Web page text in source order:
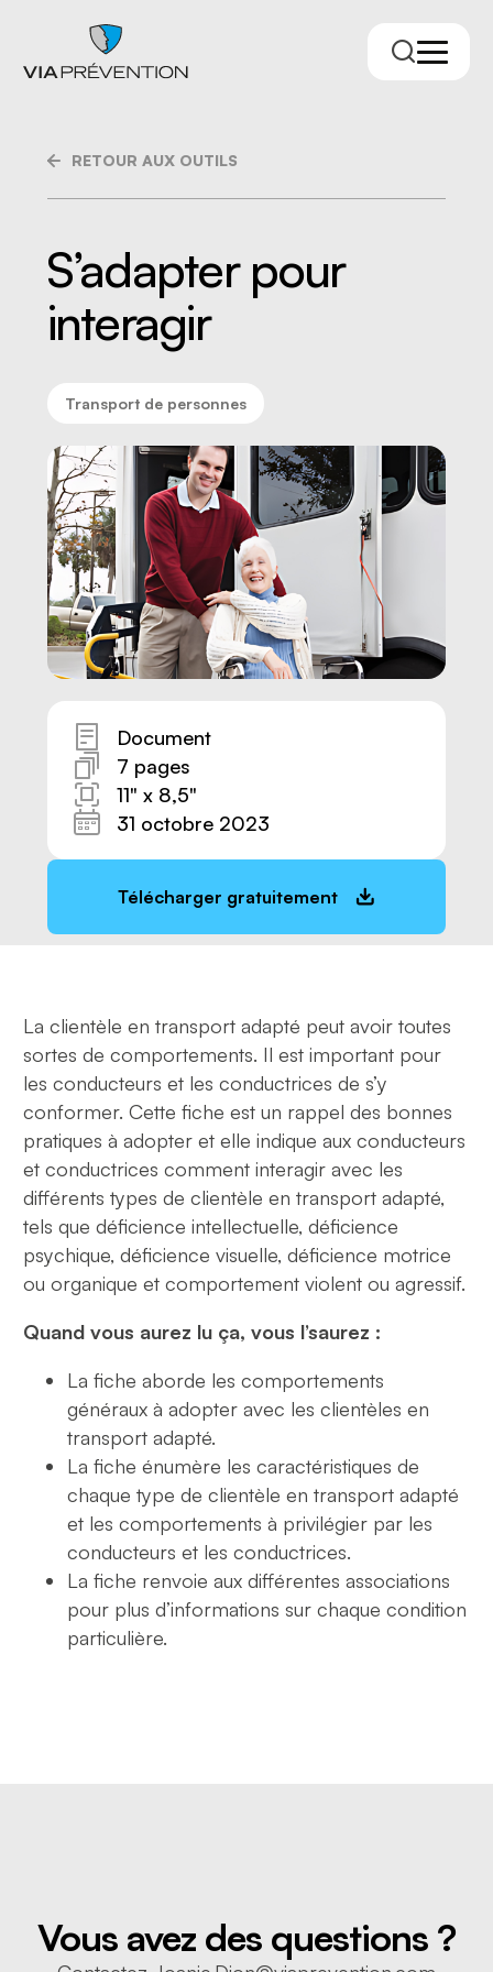
Trouver votre conseiller.ère
RMPPÉ
La clientèle en transport adapté peut avoir toutes
sortes de comportements. Il est important pour
les conducteurs et les conductrices de s’y
conformer. Cette fiche est un rappel des bonnes
pratiques à adopter et elle indique aux conducteurs
et conductrices comment interagir avec les
différents types de clientèle en transport adapté,
tels que déficience intellectuelle, déficience
psychique, déficience visuelle, déficience motrice
ou organique et comportement violent ou agressif.
Quand vous aurez lu ça, vous l’saurez :
La fiche aborde les comportements
généraux à adopter avec les clientèles en
transport adapté.
La fiche énumère les caractéristiques de
chaque type de clientèle en transport adapté
et les comportements à privilégier par les
conducteurs et les conductrices.
La fiche renvoie aux différentes associations
pour plus d’informations sur chaque condition
particulière.
RETOUR AUX OUTILS
S’adapter pour
interagir
Transport de personnes
Document
7 pages
11" x 8,5"
31 octobre 2023
Télécharger gratuitement
Vous avez des questions ?